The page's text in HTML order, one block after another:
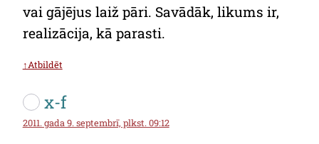
vai gājējus laiž pāri. Savādāk, likums ir,
realizācija, kā parasti.
↑Atbildēt
x-f
2011. gada 9. septembrī, plkst. 09:12